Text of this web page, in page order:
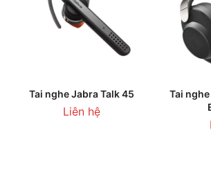
Tai nghe Jabra Talk 45
Liên hệ
Tai